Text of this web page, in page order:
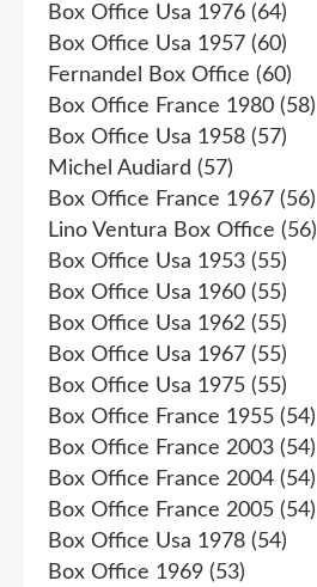
Box Office Usa 1976 (64)
Box Office Usa 1957 (60)
Fernandel Box Office (60)
Box Office France 1980 (58)
Box Office Usa 1958 (57)
Michel Audiard (57)
Box Office France 1967 (56)
Lino Ventura Box Office (56)
Box Office Usa 1953 (55)
Box Office Usa 1960 (55)
Box Office Usa 1962 (55)
Box Office Usa 1967 (55)
Box Office Usa 1975 (55)
Box Office France 1955 (54)
Box Office France 2003 (54)
Box Office France 2004 (54)
Box Office France 2005 (54)
Box Office Usa 1978 (54)
Box Office 1969 (53)